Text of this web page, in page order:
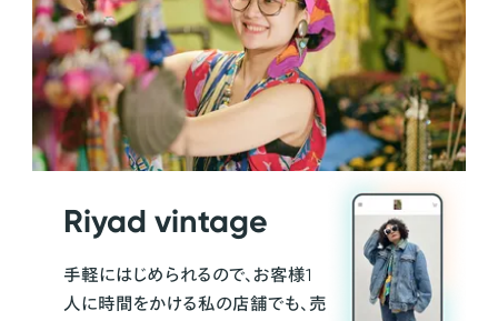
Riyad vintage
手軽にはじめられるので、お客様1
人に時間をかける私の店舗でも、売